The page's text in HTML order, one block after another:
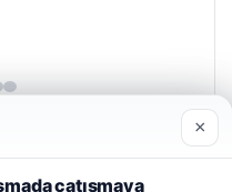
×
çatışmaya